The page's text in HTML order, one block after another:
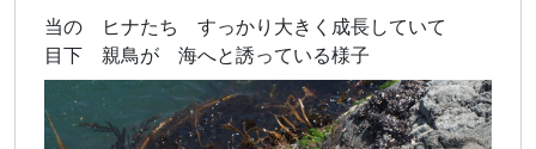
当の ヒナたち すっかり大きく成長していて
目下 親鳥が 海へと誘っている様子